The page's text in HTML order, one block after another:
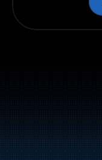
47
Bunker Oil